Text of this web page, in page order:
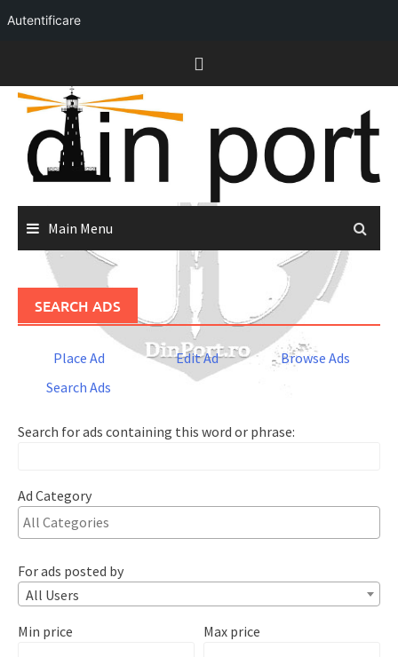
Autentificare
content
Main Menu
SEARCH ADS
Place Ad Edit Ad
Browse Ads
Search Ads
Search for ads containing this word or phrase:
Ad Category
For ads posted by
All Users
Min price Max price